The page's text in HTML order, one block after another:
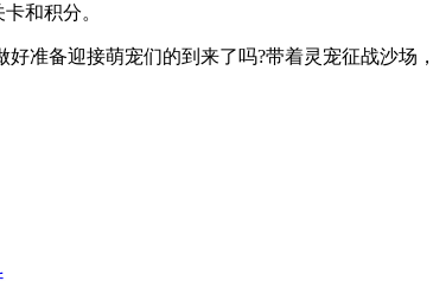
和积分。
准备迎接萌宠们的到来了吗?带着灵宠征战沙场